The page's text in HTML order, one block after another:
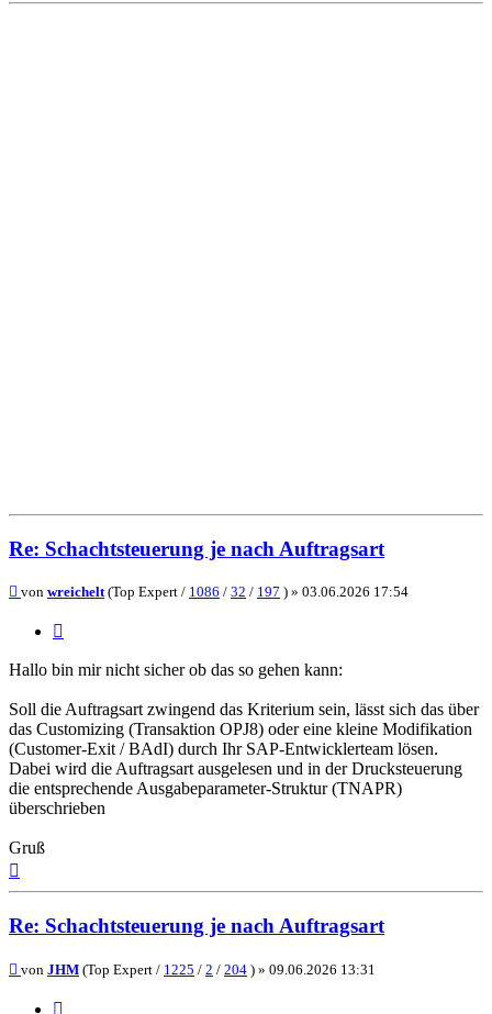
Re: Schachtsteuerung je nach Auftragsart
Beitrag
von wreichelt(Top Expert / 1086 / 32 / 197 ) » 03.06.2026 17:54
Hallo bin mir nicht sicher ob das so gehen kann:
Soll die Auftragsart zwingend das Kriterium sein, lässt sich das über
das Customizing (Transaktion OPJ8) oder eine kleine Modifikation
(Customer-Exit / BAdI) durch Ihr SAP-Entwicklerteam lösen.
Dabei wird die Auftragsart ausgelesen und in der Drucksteuerung
die entsprechende Ausgabeparameter-Struktur (TNAPR)
überschrieben
Gruß
Re: Schachtsteuerung je nach Auftragsart
Beitrag
von JHM (Top Expert / 1225 / 2 / 204 ) » 09.06.2026 13:31